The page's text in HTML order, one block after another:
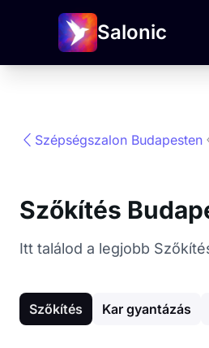
Salonic
Szépségszalon Budapesten
Szőkítés
Itt találod a legjobb
Szőkítés Kar gyantázás